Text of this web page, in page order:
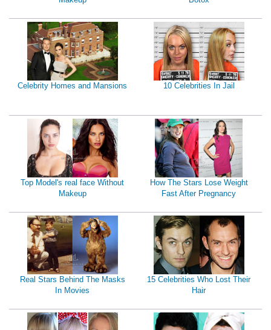
Celebrity Homes and Mansions 10 Celebrities In Jail
Top Model's real face Without
Makeup
How The Stars Lose Weight
Fast After Pregnancy
Real Stars Behind The Masks
In Movies
15 Celebrities Who Lost Their
Hair